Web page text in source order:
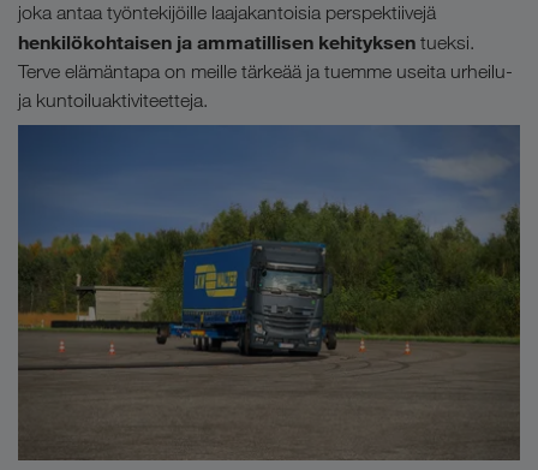
joka antaa työntekijöille laajakantoisia perspektiivejä
henkilökohtaisen ja ammatillisen kehityksen tueksi.
Terve elämäntapa on meille tärkeää ja tuemme useita urheilu-
ja kuntoiluaktiviteetteja.